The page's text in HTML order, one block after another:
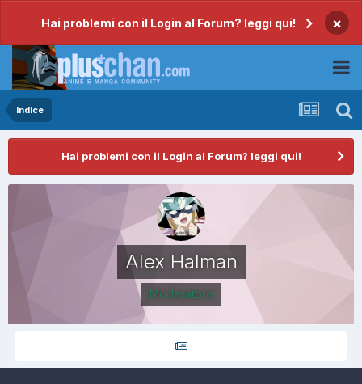
Hai problemi con il Login al Forum? leggi qui! ×
Indice
Hai problemi con il Login al Forum? leggi qui!
Alex Halman
Moderatore